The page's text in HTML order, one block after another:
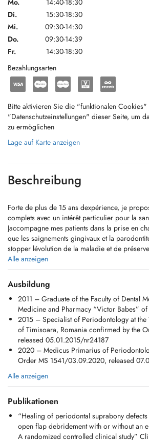
Mo.
14:40-18:30
Di.
15:30-18:30
Mi.
09:30-14:30
Do.
09:30-14:39
Fr.
14:30-18:30
Bezahlungsarten
Bitte aktivieren Sie die "funktionalen
"Datenschutzeinstellungen" dieser Seite, um
zu ermöglichen
Lage auf Karte anzeigen
Beschreibung
Forte de plus de 15 ans dexpérience, je
complets avec un intérêt particulier pour la
Jaccompagne mes patients dans la prise en
que les saignements gingivaux et la
stopper lévolution de la maladie et de
autant que possible.
Jadopte une approche douce et centrée sur le
chaque traitement aux besoins individuels. Je
découter, dexpliquer chaque étape de
climat de confiance tout au long du traitement.
La prévention et les résultats à long terme
pratique, afin daider chaque patient à
le temps.
Consultations disponibles en roumain,
Alle anzeigen
Ausbildung
2011 – Graduate of the Faculty of Dental
Medicine and Pharmacy “Victor Babes”
2015 – Specialist of Periodontology at the
of Timisoara, Romania confirmed by the
released 05.01.2015/nr24187
2020 – Medicus Primarius of
Order MS 1541/03.09.2020, released
Alle anzeigen
Publikationen
“Healing of periodontal suprabony
open flap debridement with or without an
A randomized controlled clinical study”